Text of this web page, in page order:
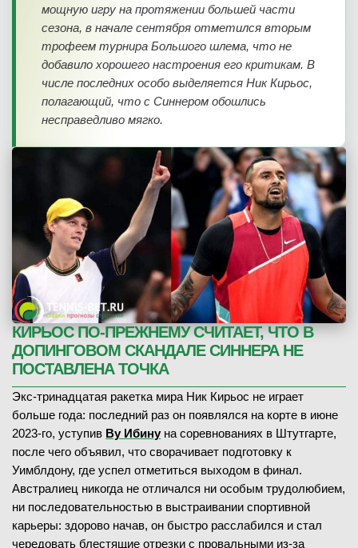
мощную игру на протяжении большей части
сезона, в начале сентября отметился вторым
трофеем турнира Большого шлема, что не
добавило хорошего настроения его критикам. В
числе последних особо выделяется Ник Кирьос,
полагающий, что с Синнером обошлись
несправедливо мягко.
КИРЬОС ПО-ПРЕЖНЕМУ СЧИТАЕТ, ЧТО В
ДОПИНГОВОМ СКАНДАЛЕ СИННЕРА НЕ
ПОСТАВЛЕНА ТОЧКА
Экс-тринадцатая ракетка мира Ник Кирьос не играет
больше года: последний раз он появлялся на корте в июне
2023-го, уступив Ву Ибину на соревнованиях в Штутгарте,
после чего объявил, что сворачивает подготовку к
Уимблдону, где успел отметиться выходом в финал.
Австралиец никогда не отличался ни особым трудолюбием,
ни последовательностью в выстраивании спортивной
карьеры: здорово начав, он быстро расслабился и стал
чередовать блестящие отрезки с провальными из-за